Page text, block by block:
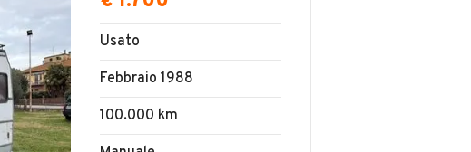
Usato
Febbraio 1988
100.000 km